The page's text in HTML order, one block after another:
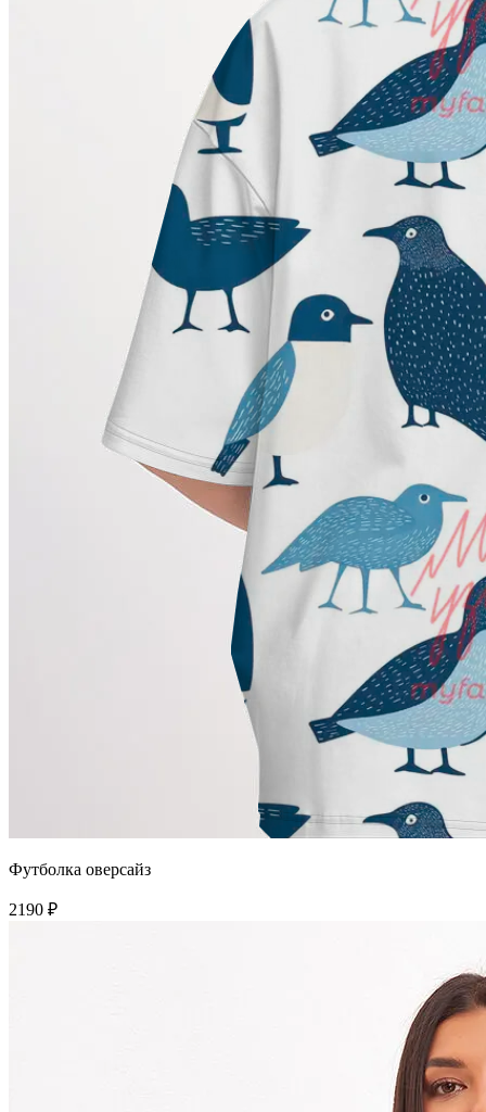
Футболка оверсайз
2190 ₽